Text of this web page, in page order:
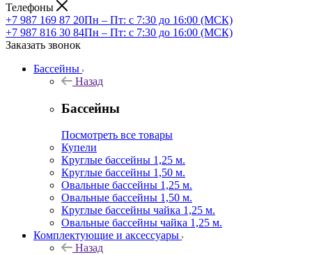
Телефоны
+7 987 169 87 20Пн – Пт: с 7:30 до 16:00 (МСК)
+7 987 816 30 84Пн – Пт: с 7:30 до 16:00 (МСК)
Заказать звонок
Бассейны
Назад
Бассейны
Посмотреть все товары
Купели
Круглые бассейны 1,25 м.
Круглые бассейны 1,50 м.
Овальные бассейны 1,25 м.
Овальные бассейны 1,50 м.
Круглые бассейны чайка 1,25 м.
Овальные бассейны чайка 1,25 м.
Комплектующие и аксессуары
Назад